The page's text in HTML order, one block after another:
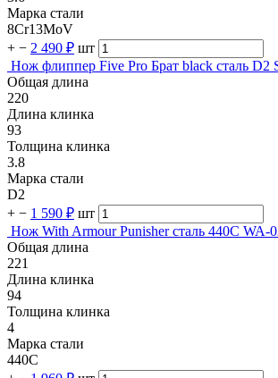
Марка стали
8Cr13MoV
+ − 2 490 ₽ шт
Нож флиппер Five Pro Брат black сталь D2
Общая длина
220
Длина клинка
93
Толщина клинка
3.8
Марка стали
D2
+ − 1 590 ₽ шт
Нож With Armour Punisher сталь 440C WA-
Общая длина
221
Длина клинка
94
Толщина клинка
4
Марка стали
440C